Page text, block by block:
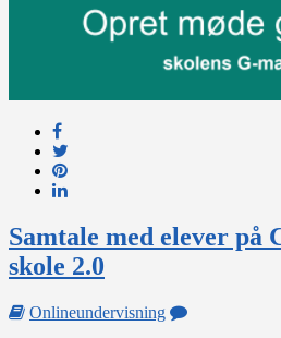
Samtale med elever på
skole 2.0
Onlineundervisning
on